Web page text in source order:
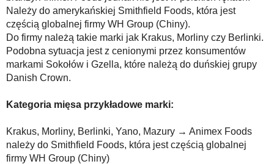
Należy do amerykańskiej Smithfield Foods, która jest
częścią globalnej firmy WH Group (Chiny).
Do firmy należą takie marki jak Krakus, Morliny czy Berlinki.
Podobna sytuacja jest z cenionymi przez konsumentów
markami Sokołów i Gzella, które należą do duńskiej grupy
Danish Crown.
Kategoria mięsa przykładowe marki:
Krakus, Morliny, Berlinki, Yano, Mazury → Animex Foods
należy do Smithfield Foods, która jest częścią globalnej
firmy WH Group (Chiny)